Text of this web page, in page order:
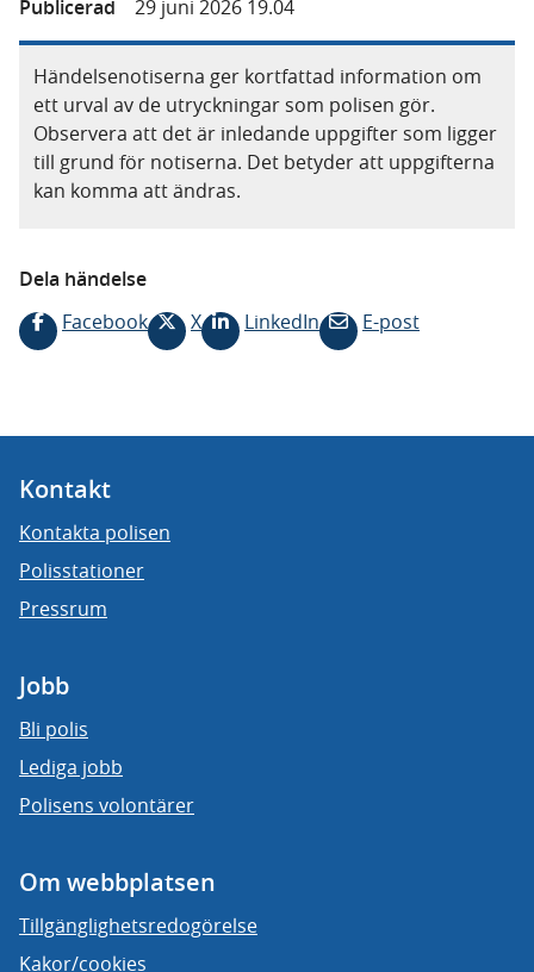
Publicerad
29 juni 2026 19.04
Händelsenotiserna ger kortfattad information om
ett urval av de utryckningar som polisen gör.
Observera att det är inledande uppgifter som ligger
till grund för notiserna. Det betyder att uppgifterna
kan komma att ändras.
Dela händelse
Facebook
X LinkedIn E-post
Kontakt
Kontakta polisen
Polisstationer
Pressrum
Jobb
Bli polis
Lediga jobb
Polisens volontärer
Om webbplatsen
Tillgänglighetsredogörelse
Kakor/cookies